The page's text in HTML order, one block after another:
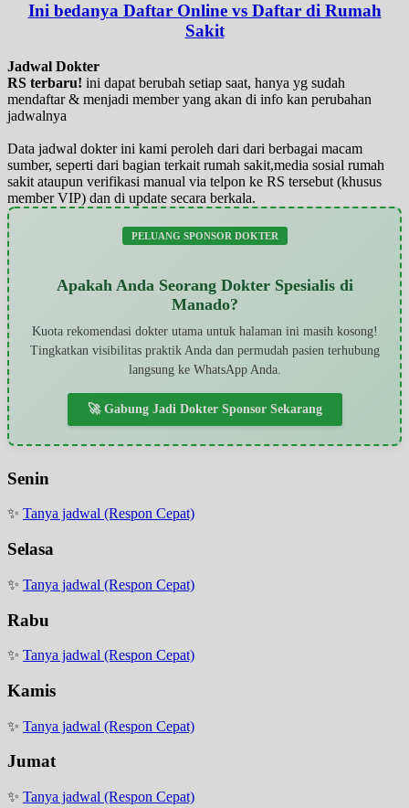
Ini bedanya Daftar Online vs Daftar di Rumah
Sakit
Jadwal Dokter
RS terbaru! ini dapat berubah setiap saat, hanya yg sudah
mendaftar & menjadi member yang akan di info kan perubahan
jadwalnya
Data jadwal dokter ini kami peroleh dari dari berbagai macam
sumber, seperti dari bagian terkait rumah sakit,media sosial rumah
sakit ataupun verifikasi manual via telpon ke RS tersebut (khusus
member VIP) dan di update secara berkala.
PELUANG SPONSOR DOKTER
Apakah Anda Seorang Dokter Spesialis di
Manado?
Kuota rekomendasi dokter utama untuk halaman ini masih kosong!
Tingkatkan visibilitas praktik Anda dan permudah pasien terhubung
langsung ke WhatsApp Anda.
🚀 Gabung Jadi Dokter Sponsor Sekarang
Senin
✨ Tanya jadwal (Respon Cepat)
Selasa
✨ Tanya jadwal (Respon Cepat)
Rabu
✨ Tanya jadwal (Respon Cepat)
Kamis
✨ Tanya jadwal (Respon Cepat)
Jumat
✨ Tanya jadwal (Respon Cepat)